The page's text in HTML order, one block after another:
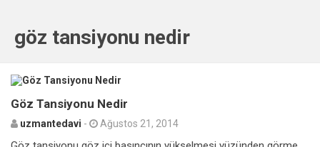
göz tansiyonu nedir
Göz Tansiyonu Nedir
uzmantedavi - Ağustos 21, 2014